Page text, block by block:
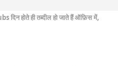
दिन होते ही तब्दील हो जाते हैं ऑफ़िस में,